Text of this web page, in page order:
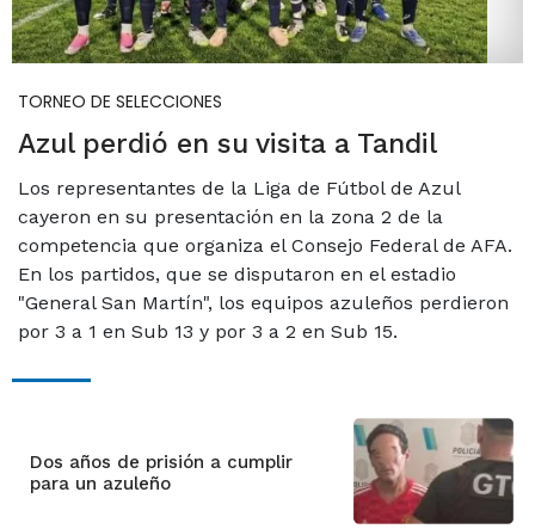
TORNEO DE SELECCIONES
Azul perdió en su visita a Tandil
Los representantes de la Liga de Fútbol de Azul
cayeron en su presentación en la zona 2 de la
competencia que organiza el Consejo Federal de AFA.
En los partidos, que se disputaron en el estadio
"General San Martín", los equipos azuleños perdieron
por 3 a 1 en Sub 13 y por 3 a 2 en Sub 15.
Dos años de prisión a cumplir
para un azuleño